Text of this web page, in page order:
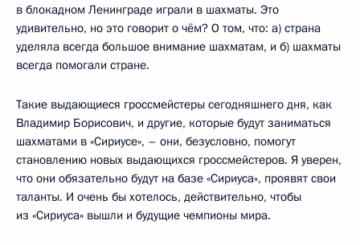
в блокадном Ленинграде играли в шахматы. Это
удивительно, но это говорит о чём? О том, что: а) страна
уделяла всегда большое внимание шахматам, и б) шахматы
всегда помогали стране.
Такие выдающиеся гроссмейстеры сегодняшнего дня, как
Владимир Борисович, и другие, которые будут заниматься
шахматами в «Сириусе», – они, безусловно, помогут
становлению новых выдающихся гроссмейстеров. Я уверен,
что они обязательно будут на базе «Сириуса», проявят свои
таланты. И очень бы хотелось, действительно, чтобы
из «Сириуса» вышли и будущие чемпионы мира.